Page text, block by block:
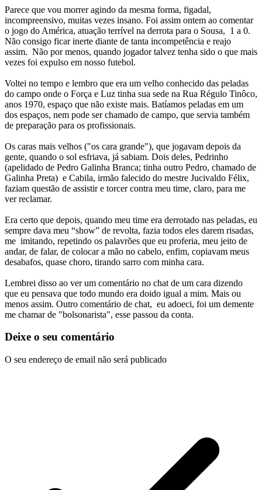
Parece que vou morrer agindo da mesma forma, figadal,
incompreensivo, muitas vezes insano. Foi assim ontem ao comentar
o jogo do América, atuação terrível na derrota para o Sousa, 1 a 0.
Não consigo ficar inerte diante de tanta incompetência e reajo
assim. Não por menos, quando jogador talvez tenha sido o que mais
vezes foi expulso em nosso futebol.
Voltei no tempo e lembro que era um velho conhecido das peladas
do campo onde o Força e Luz tinha sua sede na Rua Régulo Tinôco,
anos 1970, espaço que não existe mais. Batíamos peladas em um
dos espaços, nem pode ser chamado de campo, que servia também
de preparação para os profissionais.
Os caras mais velhos ("os cara grande"), que jogavam depois da
gente, quando o sol esfriava, já sabiam. Dois deles, Pedrinho
(apelidado de Pedro Galinha Branca; tinha outro Pedro, chamado de
Galinha Preta) e Cabila, irmão falecido do mestre Jucivaldo Félix,
faziam questão de assistir e torcer contra meu time, claro, para me
ver reclamar.
Era certo que depois, quando meu time era derrotado nas peladas, eu
sempre dava meu “show” de revolta, fazia todos eles darem risadas,
me imitando, repetindo os palavrões que eu proferia, meu jeito de
andar, de falar, de colocar a mão no cabelo, enfim, copiavam meus
desabafos, quase choro, tirando sarro com minha cara.
Lembrei disso ao ver um comentário no chat de um cara dizendo
que eu pensava que todo mundo era doido igual a mim. Mais ou
menos assim. Outro comentário de chat, eu adoeci, foi um demente
me chamar de "bolsonarista", esse passou da conta.
Deixe o seu comentário
O seu endereço de email não será publicado